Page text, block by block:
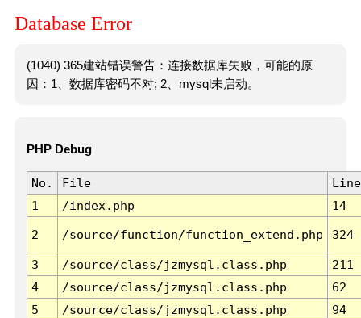
Database Error
(1040) 365建站错误警告：连接数据库失败，可能的原
因：1、数据库密码不对; 2、mysql未启动。
PHP Debug
No. File
Line
1
/index.php 14
2 /source/function/function_extend.php 324
3 /source/class/jzmysql.class.php
211
4
/source/class/jzmysql.class.php
62
5
/source/class/jzmysql.class.php
94